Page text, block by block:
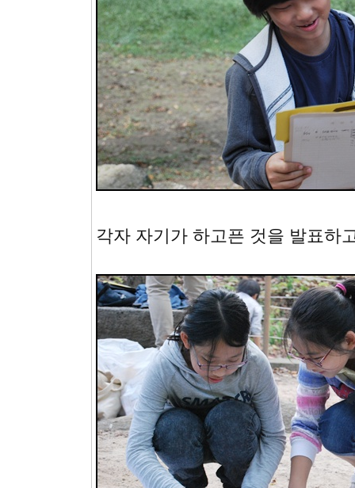
각자 자기가 하고픈 것을 발표하